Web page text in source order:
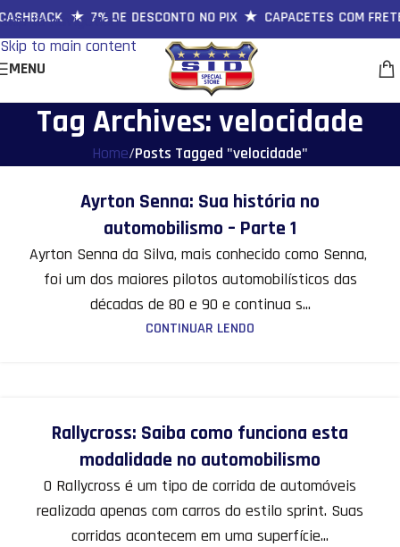
Skip to navigation
Skip to main content
★ 7% DE DESCONTO NO PIX ★ CAPACETES COM
MENU
Tag Archives: velocidade
Home/Posts Tagged "velocidade"
Ayrton Senna: Sua história no
automobilismo – Parte 1
Ayrton Senna da Silva, mais conhecido como Senna,
foi um dos maiores pilotos automobilísticos das
décadas de 80 e 90 e continua s...
CONTINUAR LENDO
Rallycross: Saiba como funciona esta
modalidade no automobilismo
O Rallycross é um tipo de corrida de automóveis
realizada apenas com carros do estilo sprint. Suas
corridas acontecem em uma superfície...